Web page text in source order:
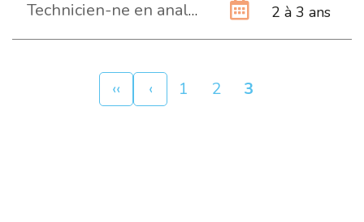
Technicien-ne en analyses biomédicales ES 2 à 3 ans
Pagination Première
‹‹
Page
‹ Page
1 Page
2
Page
3